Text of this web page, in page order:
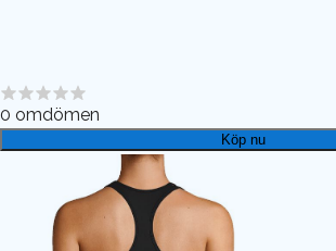
0 omdömen
Köp nu